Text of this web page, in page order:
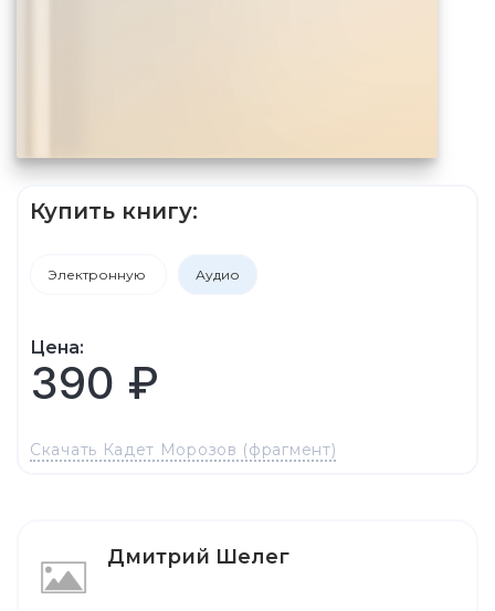
Купить книгу:
Электронную Аудио
Цена:
390 ₽
Скачать Кадет Морозов (фрагмент)
Дмитрий Шелег